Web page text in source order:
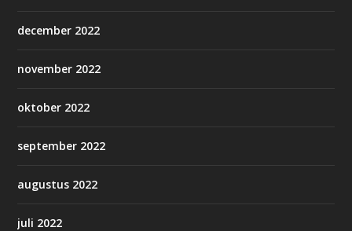
december 2022
november 2022
oktober 2022
september 2022
augustus 2022
juli 2022